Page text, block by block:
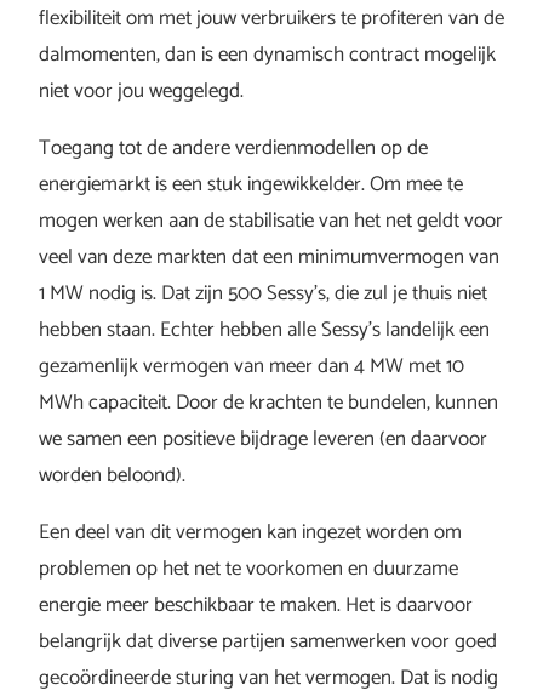
flexibiliteit om met jouw verbruikers te profiteren van de
dalmomenten, dan is een dynamisch contract mogelijk
niet voor jou weggelegd.
Toegang tot de andere verdienmodellen op de
energiemarkt is een stuk ingewikkelder. Om mee te
mogen werken aan de stabilisatie van het net geldt voor
veel van deze markten dat een minimumvermogen van
1 MW nodig is. Dat zijn 500 Sessy’s, die zul je thuis niet
hebben staan. Echter hebben alle Sessy’s landelijk een
gezamenlijk vermogen van meer dan 4 MW met 10
MWh capaciteit. Door de krachten te bundelen, kunnen
we samen een positieve bijdrage leveren (en daarvoor
worden beloond).
Een deel van dit vermogen kan ingezet worden om
problemen op het net te voorkomen en duurzame
energie meer beschikbaar te maken. Het is daarvoor
belangrijk dat diverse partijen samenwerken voor goed
gecoördineerde sturing van het vermogen. Dat is nodig